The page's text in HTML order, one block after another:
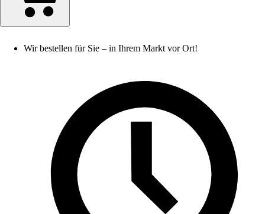
Wir bestellen für Sie – in Ihrem Markt vor Ort!